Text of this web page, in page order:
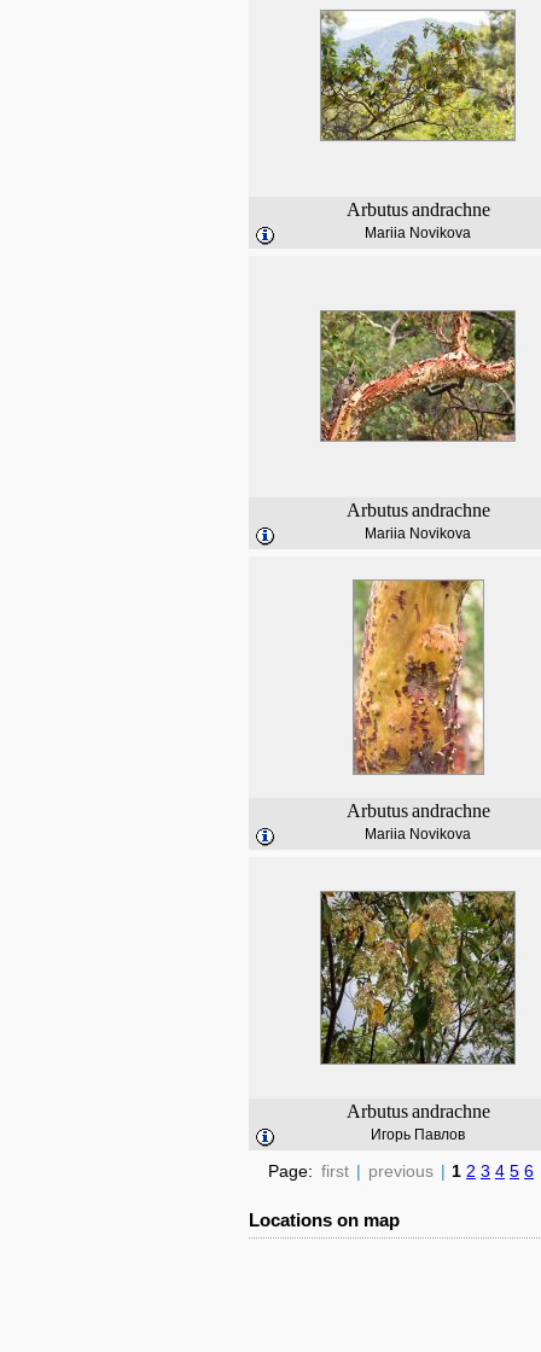
Arbutus andrachne
Mariia Novikova
Arbutus andrachne
Mariia Novikova
Arbutus andrachne
Mariia Novikova
Arbutus andrachne
Игорь Павлов
Page: first | previous | 1 2 3 4 5 6
Locations on map